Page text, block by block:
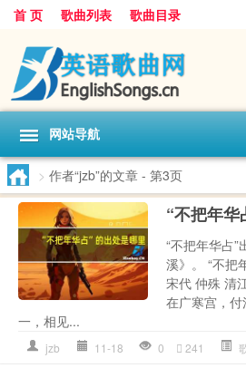
首 页 歌曲列表 歌曲目录
网站导航
> 作者“jzb”的文章 - 第3页
“不把年
“不把年华占
溪》。 “不把
宋代 仲殊 清
在广寒宫，
一，相见...
jzb 11-18 0 241